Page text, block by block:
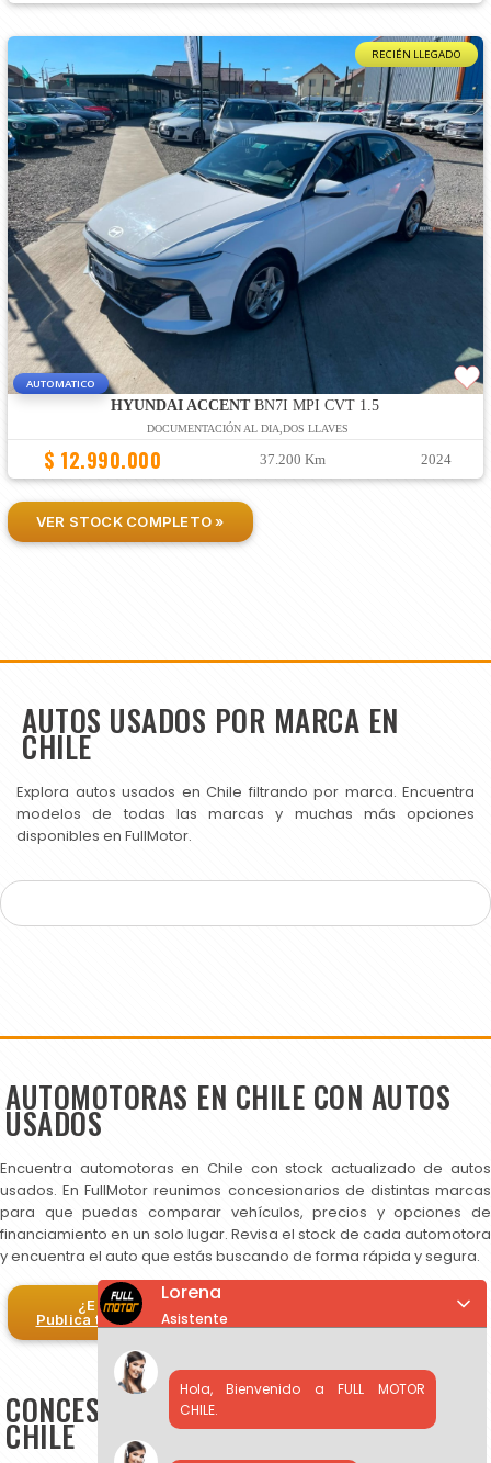
RECIÉN LLEGADO
AUTOMATICO
HYUNDAI ACCENTBN7I MPI CVT 1.5
DOCUMENTACIÓN AL DIA,DOS LLAVES
$ 12.990.000 37.200 Km 2024
VER STOCK COMPLETO »
AUTOS USADOS POR MARCA EN
CHILE
Explora autos usados en Chile filtrando por marca. Encuentra
modelos de todas las marcas y muchas más opciones
disponibles en FullMotor.
AUTOMOTORAS EN CHILE CON AUTOS
USADOS
Encuentra automotoras en Chile con stock actualizado de autos
usados. En FullMotor reunimos concesionarios de distintas marcas
para que puedas comparar vehículos, precios y opciones de
financiamiento en un solo lugar. Revisa el stock de cada automotora
y encuentra el auto que estás buscando de forma rápida y segura.
¿Eres automotora?
Publica tus autos en FullMotor
CONCESIONARIOS DE AUTOS USADOS EN
CHILE
Lorena
Asistente
Hola, Bienvenido a FULL MOTOR
CHILE.